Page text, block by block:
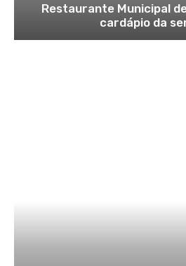
Restaurante Municipal
cardápio da